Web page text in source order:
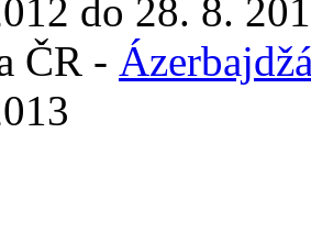
do 28. 8.
ČR -